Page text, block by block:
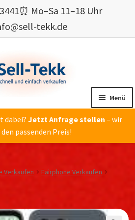
⏰ Mo–Sa 11–18 Uhr
tekk.de
Menü
dabei? Jetzt Anfrage stellen – wir
passenden Preis!
Verkaufen
Fairphone Verkaufen